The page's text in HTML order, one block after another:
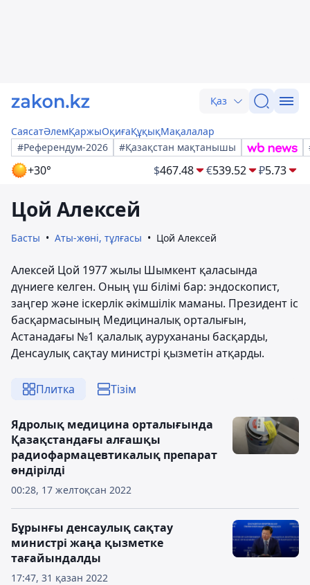
Қаз
СаясатӘлемҚаржыОқиғаҚұқықМақалалар
#Референдум-2026
#Қазақстан мақтанышы
+30° $467.48 €539.52 ₽5.73
Цой Алексей
Басты Аты-жөні, тұлғасы Цой Алексей
Алексей Цой 1977 жылы Шымкент қаласында
дүниеге келген. Оның үш білімі бар: эндоскопист,
заңгер және іскерлік әкімшілік маманы. Президент іс
басқармасының Медициналық орталығын,
Астанадағы №1 қалалық аурухананы басқарды,
Денсаулық сақтау министрі қызметін атқарды.
Плитка Тізім
00:28, 17 желтоқсан 2022
Ядролық медицина орталығында
Қазақстандағы алғашқы
радиофармацевтикалық препарат
өндірілді
17:47, 31 қазан 2022
Бұрынғы денсаулық сақтау
министрі жаңа қызметке
тағайындалды